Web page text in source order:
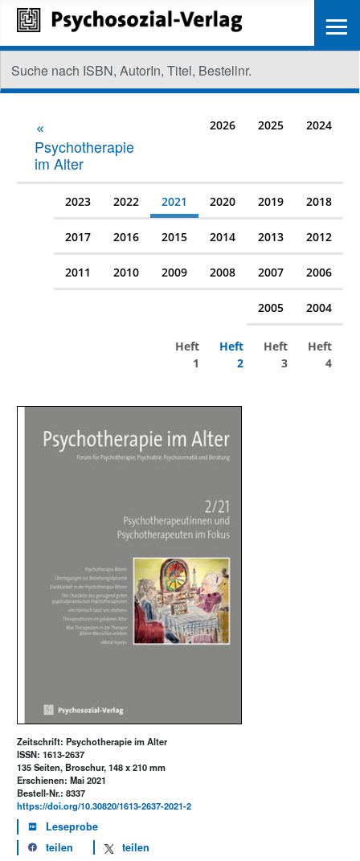
Psychotherapie
im Alter
2026 2025 2024
2023 2022 2021 2020 2019 2018
2017 2016 2015 2014 2013 2012
2011 2010 2009 2008 2007 2006
2005 2004
Heft
1
Heft
2
Heft
3
Heft
4
Zeitschrift: Psychotherapie im Alter
ISSN: 1613-2637
135 Seiten, Broschur, 148 x 210 mm
Erschienen: Mai 2021
Bestell-Nr.: 8337
https://doi.org/10.30820/1613-2637-2021-2
Leseprobe
teilen
teilen
≡